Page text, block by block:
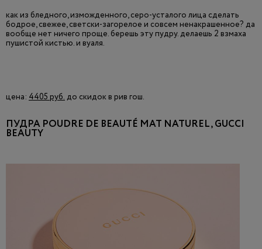
как из бледного, изможденного, серо-усталого лица сделать
бодрое, свежее, светски-загорелое и совсем ненакрашенное? да
вообще нет ничего проще. берешь эту пудру. делаешь 2 взмаха
пушистой кистью. и вуаля.
цена: 4405 руб.до скидок в рив гош.
ПУДРА POUDRE DE BEAUTÉ MAT NATUREL, GUCCI
BEAUTY